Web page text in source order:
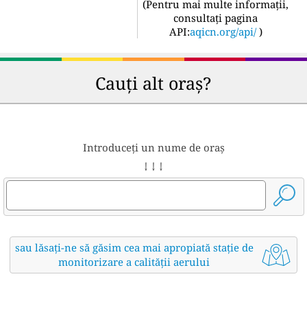
(Pentru mai multe informații,
consultați pagina
API:aqicn.org/api/ )
Cauți alt oraș?
Introduceți un nume de oraș
↓ ↓ ↓
sau lăsați-ne să găsim cea mai apropiată stație de
monitorizare a calității aerului